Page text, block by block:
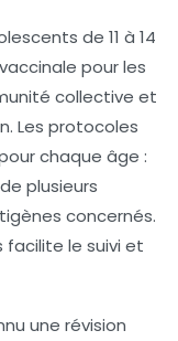
de 11 à 14
pour les
collective et
Les protocoles
chaque âge :
plusieurs
concernés.
le suivi et
une révision